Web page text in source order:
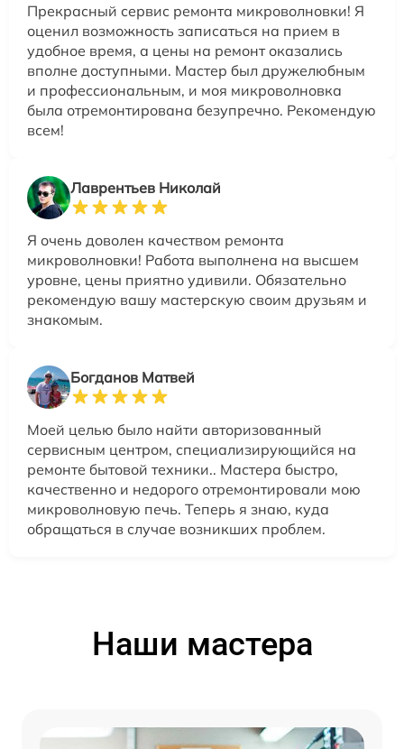
Прекрасный сервис ремонта микроволновки! Я
оценил возможность записаться на прием в
удобное время, а цены на ремонт оказались
вполне доступными. Мастер был дружелюбным
и профессиональным, и моя микроволновка
была отремонтирована безупречно. Рекомендую
всем!
Лаврентьев Николай
Я очень доволен качеством ремонта
микроволновки! Работа выполнена на высшем
уровне, цены приятно удивили. Обязательно
рекомендую вашу мастерскую своим друзьям и
знакомым.
Богданов Матвей
Моей целью было найти авторизованный
сервисным центром, специализирующийся на
ремонте бытовой техники.. Мастера быстро,
качественно и недорого отремонтировали мою
микроволновую печь. Теперь я знаю, куда
обращаться в случае возникших проблем.
Наши мастера